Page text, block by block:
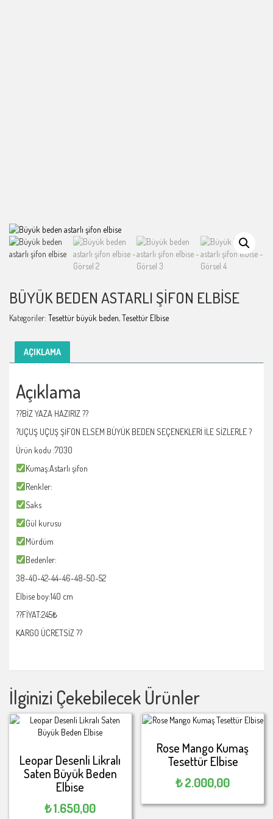
BÜYÜK BEDEN ASTARLI ŞIFON ELBISE
Kategoriler: Tesettür büyük beden,Tesettür Elbise
AÇIKLAMA
Açıklama
??BİZ YAZA HAZIRIZ ??
?UÇUŞ UÇUŞ ŞİFON ELSEM BÜYÜK BEDEN SEÇENEKLERİ İLE SİZLERLE ?
Ürün kodu :7030
Kumaş:Astarlı şifon
Renkler:
Saks
Gül kurusu
Mürdüm
Bedenler:
38-40-42-44-46-48-50-52
Elbise boy:140 cm
??FİYAT:245₺
KARGO ÜCRETSİZ ??
İlginizi Çekebilecek Ürünler
Leopar Desenli Likralı
Saten Büyük Beden
Elbise
₺1.650,00
Rose Mango Kumaş
Tesettür Elbise
₺2.000,00